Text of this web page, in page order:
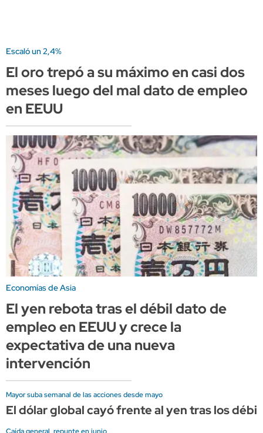
Escaló un 2,4%
El oro trepó a su máximo en casi dos
meses luego del mal dato de empleo
en EEUU
Economías de Asia
El yen rebota tras el débil dato de
empleo en EEUU y crece la
expectativa de una nueva
intervención
Mayor suba semanal de las acciones desde mayo
El dólar global cayó frente al yen tras los